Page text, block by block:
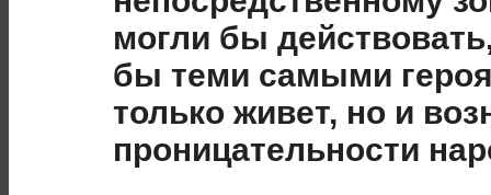
могли бы
бы теми самыми
только живет, но и
проницательности